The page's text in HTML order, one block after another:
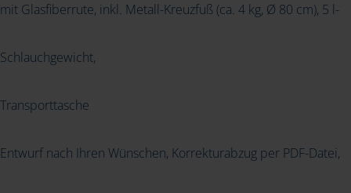
mit Glasfiberrute, inkl. Metall-Kreuzfuß (ca. 4 kg, Ø 80 cm), 5 l-
Schlauchgewicht,
Transporttasche
Entwurf nach Ihren Wünschen, Korrekturabzug per PDF-Datei,